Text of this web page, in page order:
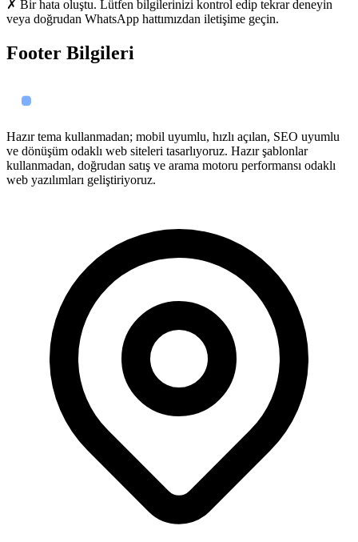
✗ Bir hata oluştu. Lütfen bilgilerinizi kontrol edip tekrar deneyin
veya doğrudan WhatsApp hattımızdan iletişime geçin.
Footer Bilgileri
Hazır tema kullanmadan; mobil uyumlu, hızlı açılan, SEO uyumlu
ve dönüşüm odaklı web siteleri tasarlıyoruz. Hazır şablonlar
kullanmadan, doğrudan satış ve arama motoru performansı odaklı
web yazılımları geliştiriyoruz.